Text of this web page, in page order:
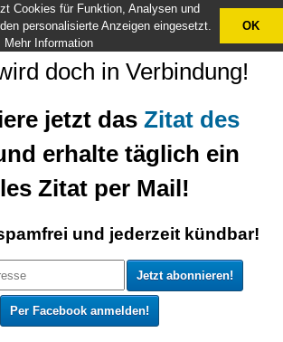
doch in Verbindung!
jetzt das Zitat des
erhalte täglich ein
Zitat per Mail!
und jederzeit kündbar!
Per Facebook anmelden!
X
Cookies für Funktion, Analysen und
personalisierte Anzeigen eingesetzt.
Mehr Information
OK